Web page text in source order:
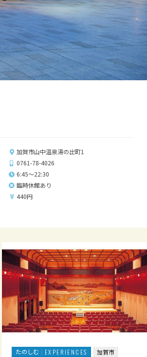
加賀市山中温泉湯の出町1
0761-78-4026
6:45～22:30
臨時休館あり
440円
たのしむ EXPERIENCES 加賀市